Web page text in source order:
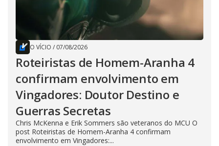
O VÍCIO / 07/08/2026
Roteiristas de Homem-Aranha 4
confirmam envolvimento em
Vingadores: Doutor Destino e
Guerras Secretas
Chris McKenna e Erik Sommers são veteranos do MCU O
post Roteiristas de Homem-Aranha 4 confirmam
envolvimento em Vingadores:...